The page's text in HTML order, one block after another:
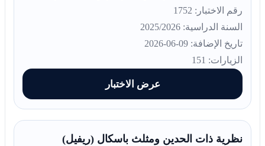
رقم الاختبار: 1752
السنة الدراسية: 2025/2026
تاريخ الإضافة: 09-06-2026
الزيارات: 151
عرض الاختبار
نظرية ذات الحدين ومثلث باسكال (ريفيل)